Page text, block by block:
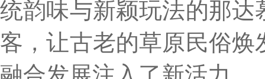
统韵味与新颖玩法的那
客，让古老的草原民俗